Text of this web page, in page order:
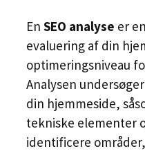
En SEO analyse er
evaluering af din
optimeringsniveau
Analysen
din hjemmeside,
tekniske elementer
identificere